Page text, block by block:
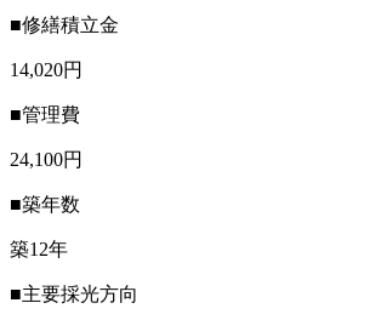
■修繕積立金
14,020円
■管理費
24,100円
■築年数
築12年
■主要採光方向